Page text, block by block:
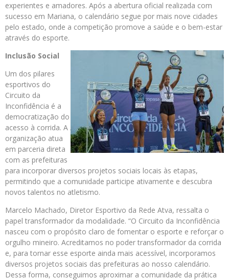
experientes e amadores. Após a abertura oficial realizada com
sucesso em Mariana, o calendário segue por mais nove cidades
pelo estado, onde a competição promove a saúde e o bem-estar
através do esporte.
Inclusão Social
Um dos pilares
esportivos do
Circuito da
Inconfidência é a
democratização do
acesso à corrida. A
organização atua
em parceria direta
com as prefeituras
para incorporar diversos projetos sociais locais às etapas,
permitindo que a comunidade participe ativamente e descubra
novos talentos no atletismo.
Marcelo Machado, Diretor Esportivo da Rede Atva, ressalta o
papel transformador da modalidade. “O Circuito da Inconfidência
nasceu com o propósito claro de fomentar o esporte e reforçar o
orgulho mineiro. Acreditamos no poder transformador da corrida
e, para tornar esse esporte ainda mais acessível, incorporamos
diversos projetos sociais das prefeituras ao nosso calendário.
Dessa forma, conseguimos aproximar a comunidade da prática